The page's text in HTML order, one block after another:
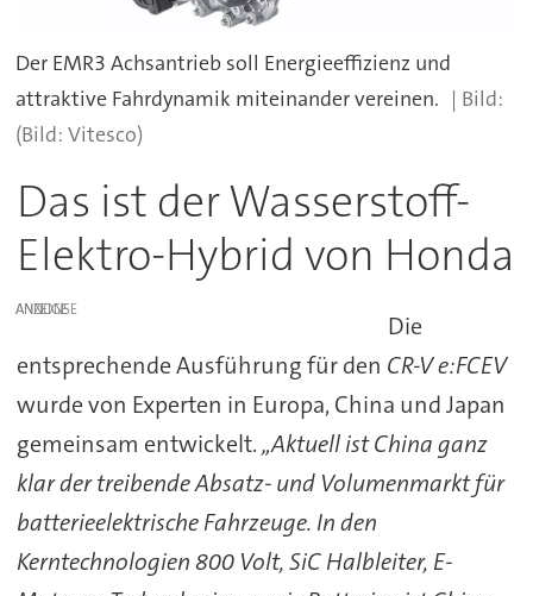
Der EMR3 Achsantrieb soll Energieeffizienz und
attraktive Fahrdynamik miteinander vereinen.
(Bild: Vitesco)
Das ist der Wasserstoff-
Elektro-Hybrid von Honda
ANZEIGE
Die
entsprechende Ausführung für den CR-V e:FCEV
wurde von Experten in Europa, China und Japan
gemeinsam entwickelt.„Aktuell ist China ganz
klar der treibende Absatz- und Volumenmarkt für
batterieelektrische Fahrzeuge. In den
Kerntechnologien 800 Volt, SiC Halbleiter, E-